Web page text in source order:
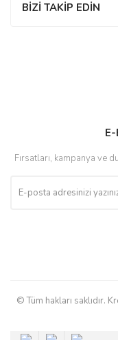
BİZİ TAKİP EDİN
Fırsatları, kampanya ve
© Tüm hakları saklıdır.